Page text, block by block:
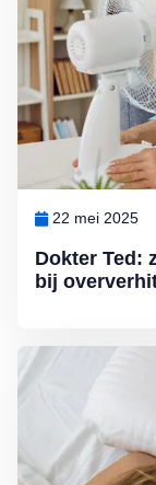
Dokter Ted:
bij
22 mei 2025
Lees meer over